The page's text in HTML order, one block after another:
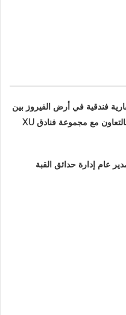
فندقية في أرض الفيروز بين
عام إدارة حدائق القبة